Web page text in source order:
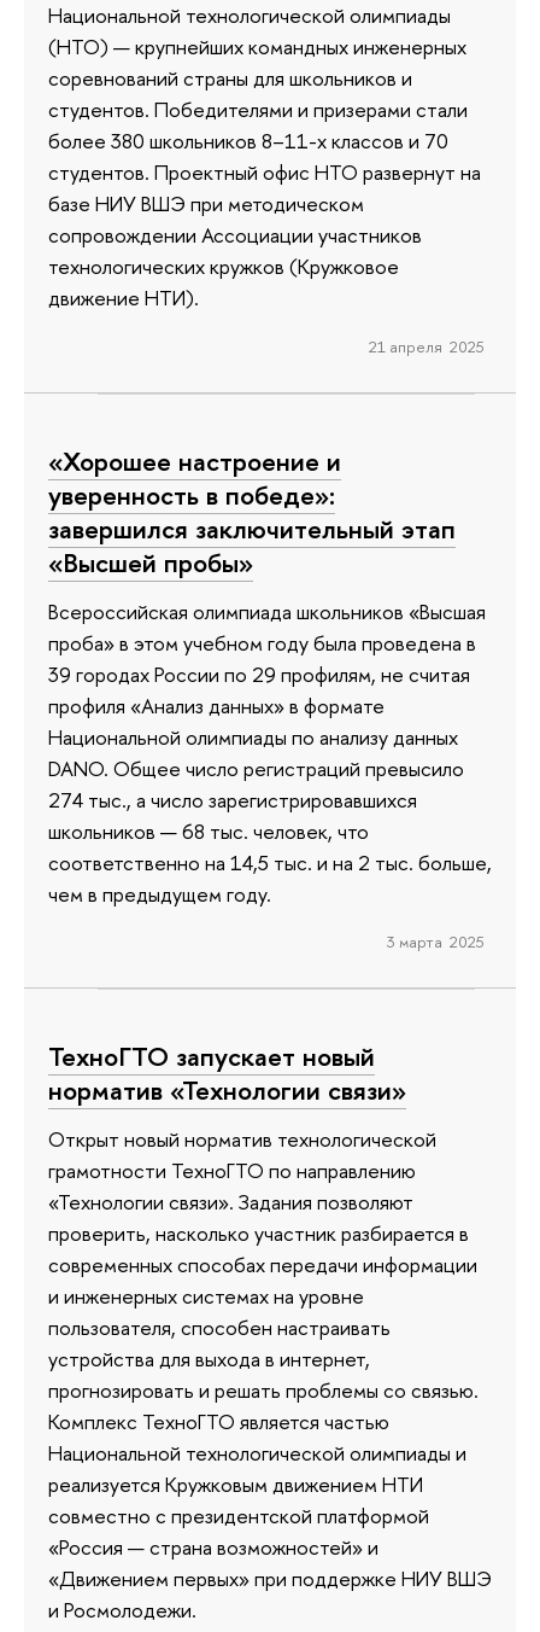
Национальной технологической олимпиады
(НТО) — крупнейших командных инженерных
соревнований страны для школьников и
студентов. Победителями и призерами стали
более 380 школьников 8–11-х классов и 70
студентов. Проектный офис НТО развернут на
базе НИУ ВШЭ при методическом
сопровождении Ассоциации участников
технологических кружков (Кружковое
движение НТИ).
21 апреля 2025
«Хорошее настроение и
уверенность в победе»:
завершился заключительный этап
«Высшей пробы»
Всероссийская олимпиада школьников «Высшая
проба» в этом учебном году была проведена в
39 городах России по 29 профилям, не считая
профиля «Анализ данных» в формате
Национальной олимпиады по анализу данных
DANO. Общее число регистраций превысило
274 тыс., а число зарегистрировавшихся
школьников — 68 тыс. человек, что
соответственно на 14,5 тыс. и на 2 тыс. больше,
чем в предыдущем году.
3 марта 2025
ТехноГТО запускает новый
норматив «Технологии связи»
Открыт новый норматив технологической
грамотности ТехноГТО по направлению
«Технологии связи». Задания позволяют
проверить, насколько участник разбирается в
современных способах передачи информации
и инженерных системах на уровне
пользователя, способен настраивать
устройства для выхода в интернет,
прогнозировать и решать проблемы со связью.
Комплекс ТехноГТО является частью
Национальной технологической олимпиады и
реализуется Кружковым движением НТИ
совместно с президентской платформой
«Россия — страна возможностей» и
«Движением первых» при поддержке НИУ ВШЭ
и Росмолодежи.